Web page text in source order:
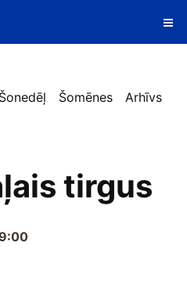
Šonedēļ Šomēnes Arhīvs
tirgus